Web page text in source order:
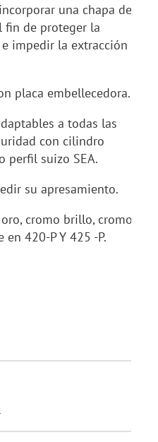
una chapa de
fin de proteger la
impedir la extracción
placa embellecedora.
a todas las
con cilindro
perfil suizo SEA.
su apresamiento.
cromo brillo, cromo
420-P Y 425 -P.